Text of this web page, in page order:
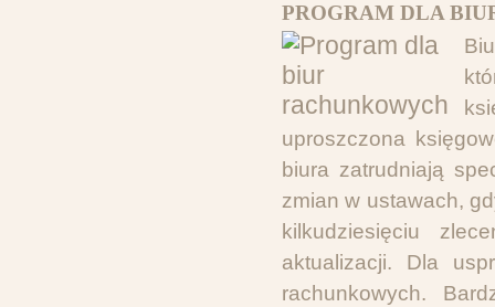
PROGRAM DLA
uproszczona
biura zatrudniają
zmian w ustawach,
kilkudziesięciu
aktualizacji. Dla
rachunkowych.